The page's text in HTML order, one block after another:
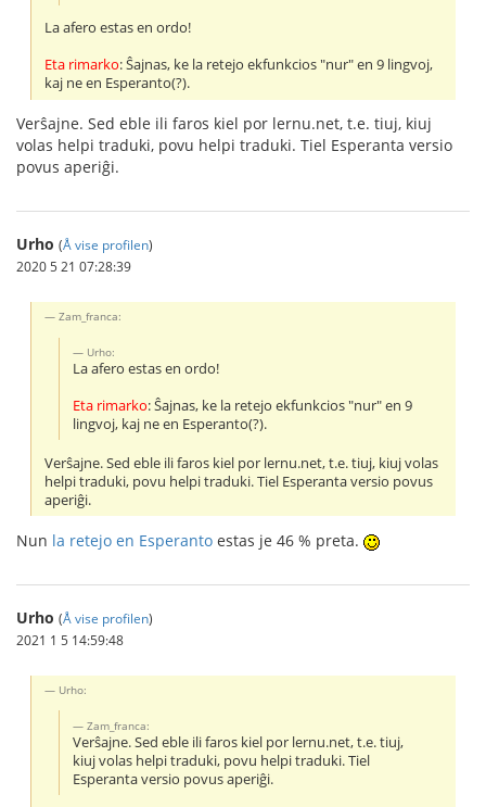
La afero estas en ordo!
Eta rimarko: Ŝajnas, ke la retejo ekfunkcios "nur" en 9 lingvoj,
kaj ne en Esperanto(?).
Verŝajne. Sed eble ili faros kiel por lernu.net, t.e. tiuj, kiuj
volas helpi traduki, povu helpi traduki. Tiel Esperanta versio
povus aperiĝi.
Urho (Å vise profilen)
2020 5 21 07:28:39
Zam_franca:
Urho:
La afero estas en ordo!
Eta rimarko: Ŝajnas, ke la retejo ekfunkcios "nur" en 9
lingvoj, kaj ne en Esperanto(?).
Verŝajne. Sed eble ili faros kiel por lernu.net, t.e. tiuj, kiuj volas
helpi traduki, povu helpi traduki. Tiel Esperanta versio povus
aperiĝi.
Nun la retejo en Esperanto estas je 46 % preta.
Urho (Å vise profilen)
2021 1 5 14:59:48
Urho:
Zam_franca:
Verŝajne. Sed eble ili faros kiel por lernu.net, t.e. tiuj,
kiuj volas helpi traduki, povu helpi traduki. Tiel
Esperanta versio povus aperiĝi.